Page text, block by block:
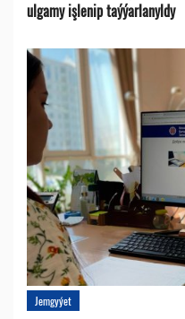
ulgamy işlenip taýýarlanyldy
Jemgyýet